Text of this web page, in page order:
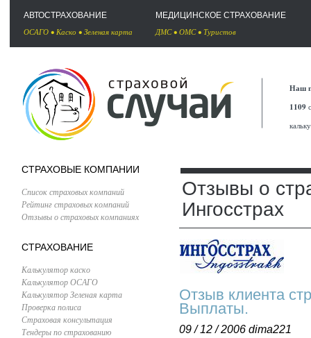
АВТОСТРАХОВАНИЕ
ОСАГО • Каско • Зеленая карта
МЕДИЦИНСКОЕ СТРАХОВАНИЕ
ДМС• ОМС• Туристов
Наш
1109
СТРАХОВЫЕ КОМПАНИИ
Список страховых компаний
Рейтинг страховых компаний
Отзывы о страховых компаниях
СТРАХОВАНИЕ
Калькулятор каско
Калькулятор ОСАГО
Калькулятор Зеленая карта
Проверка полиса
Страховая консультация
Тендеры по страхованию
Отзывы о
Ингосстрах
Отзыв клиента
Выплаты.
09 / 12 / 2006 dima221